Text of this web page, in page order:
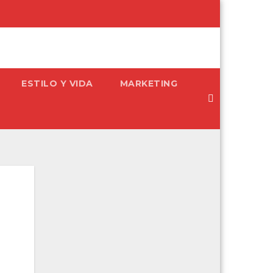
ESTILO Y VIDA MARKETING